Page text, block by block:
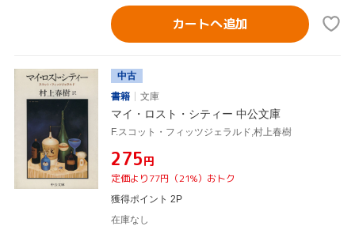
カートへ追加
中古
書籍
文庫
マイ・ロスト・シティー 中公文庫
F.スコット・フィッツジェラルド,村上春樹
¥275円
定価より77円（21%）おトク
獲得ポイント 2P
在庫なし